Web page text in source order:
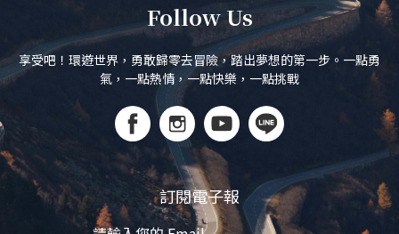
Follow Us
享受吧！環遊世界，勇敢歸零去冒險，踏出夢想的第一步。一點勇
氣，一點熱情，一點快樂，一點挑戰
訂閱電子報